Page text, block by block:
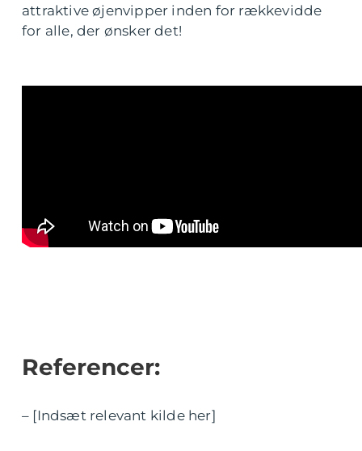
attraktive øjenvipper inden for rækkevidde
for alle, der ønsker det!
Referencer:
– [Indsæt relevant kilde her]